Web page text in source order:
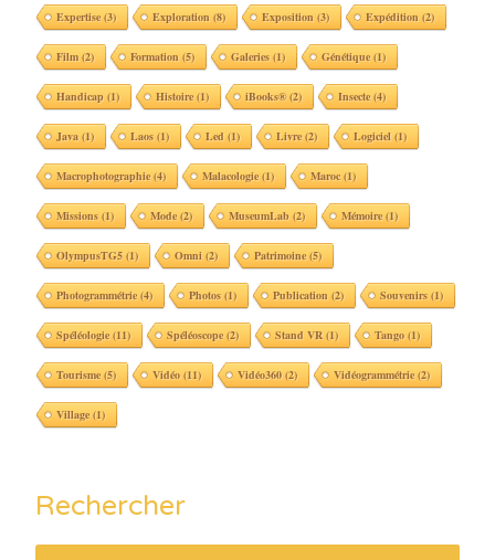
Expertise(3) Exploration (8) Exposition (3) Expédition (2)
Film(2) Formation (5) Galeries(1) Génétique(1)
Handicap (1) Histoire(1) iBooks®(2) Insecte(4)
Java (1) Laos(1) Led (1) Livre(2) Logiciel (1)
Macrophotographie(4) Malacologie(1) Maroc(1)
Missions(1) Mode(2) MuseumLab (2) Mémoire(1)
OlympusTG5(1) Omni (2) Patrimoine(5)
Photogrammétrie(4) Photos(1) Publication (2) Souvenirs(1)
Spéléologie(11) Spéléoscope(2) Stand VR (1) Tango(1)
Tourisme(5) Vidéo(11) Vidéo360(2) Vidéogrammétrie(2)
Village(1)
Rechercher